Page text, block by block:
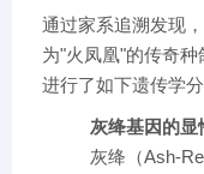
通过家系追溯发现
为"火凤凰"的传奇
进行了如下遗传学分
灰绛基因的显
灰绛（Ash-